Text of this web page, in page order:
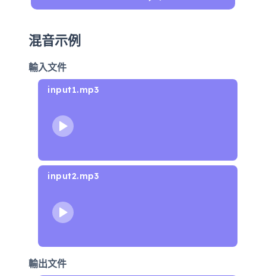
混音示例
輸入文件
input1.mp3
input2.mp3
輸出文件